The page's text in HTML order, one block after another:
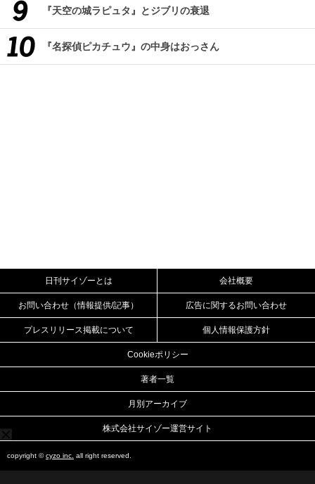
『天空の城ラピュタ』とジブリの衰退
『名探偵ピカチュウ』の中身はおっさん
日刊サイゾーとは 会社概要
お問い合わせ（情報提供/記事） 広告に関するお問い合わせ
プレスリリース掲載について 個人情報保護方針
Cookieポリシー
著者一覧
月別アーカイブ
株式会社サイゾー運営サイト
copyright ©cyzo inc. all right reserved.